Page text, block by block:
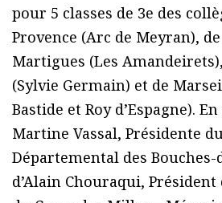
pour 5 classes de 3e des
Provence (Arc de Meyran),
Martigues (Les
(Sylvie Germain) et de
Bastide et Roy d’Espagne).
Martine Vassal, Présidente
Départemental des Bouches-
d’Alain Chouraqui,